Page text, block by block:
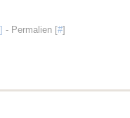
] - Permalien [#]